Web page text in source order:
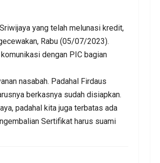
yang telah melunasi kredit,
Rabu (05/07/2023).
dengan PIC bagian
nasabah. Padahal Firdaus
berkasnya sudah disiapkan.
padahal kita juga terbatas ada
Sertifikat harus suami